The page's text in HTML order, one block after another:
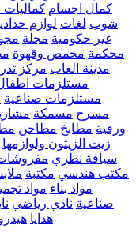
كمال اجسام كماليات
شوب لغات لوازم
غير حكومية مجلة
محكمة محمص وقهوة
مدينة العاب مركز
مستلزمات
مستلزمات صناعية
مسرح مسمكة
ورقية مطابخ مطاحن
زيت الزيتون ولوازمها
سياقة نظري
مكتب هندسي مكتبة
مواد بناء مواد
صناعية نادي رياضي
هدايا